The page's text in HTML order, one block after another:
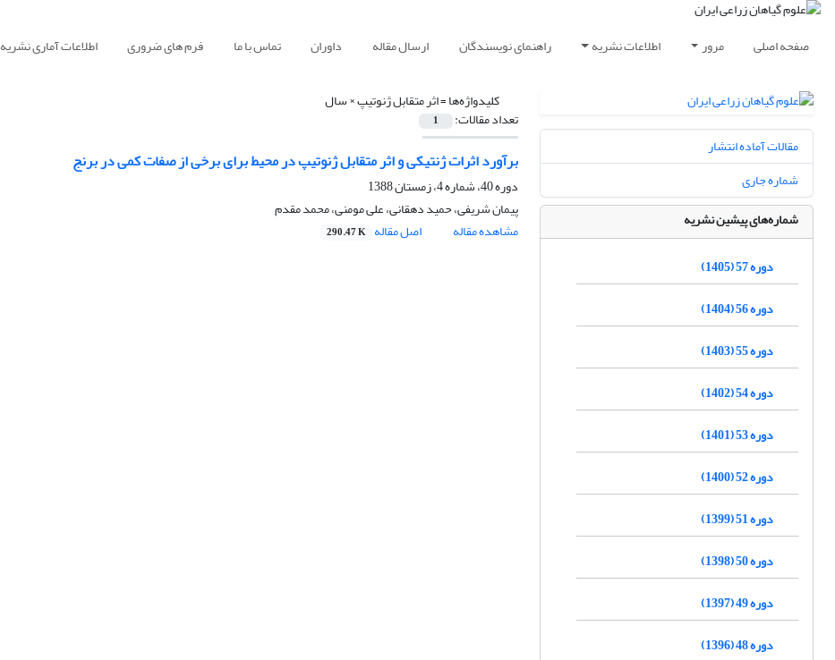
صفحه اصلی مرور اطلاعات نشریه راهنمای نویسندگان ارسال مقاله داوران تماس با ما فرم های ضروری اطلاعات آماری نشریه
کلیدواژه‌ها =اثر متقابل ژنوتیپ × سال
تعداد مقالات: 1
برآورد اثرات ژنتیکی و اثر متقابل ژنوتیپ در محیط برای برخی از صفات کمی در برنج
دوره 40، شماره 4، زمستان 1388
پیمان شریفى، حمید دهقانی، علی مومنی، محمد مقدم
مشاهده مقاله
اصل مقاله 290.47 K
مقالات آماده انتشار
شماره جاری
شماره‌های پیشین نشریه
دوره 57 (1405)
دوره 56 (1404)
دوره 55 (1403)
دوره 54 (1402)
دوره 53 (1401)
دوره 52 (1400)
دوره 51 (1399)
دوره 50 (1398)
دوره 49 (1397)
دوره 48 (1396)